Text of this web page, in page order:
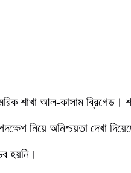
শাখা আল-কাসাম ব্রিগেড।
নিয়ে অনিশ্চয়তা দেখা
হয়নি।